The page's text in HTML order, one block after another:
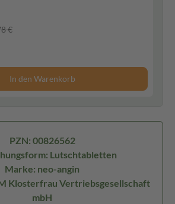
€
In den Warenkorb
PZN: 00826562
Lutschtabletten
Marke: neo-angin
Klosterfrau Vertriebsgesellschaft
mbH